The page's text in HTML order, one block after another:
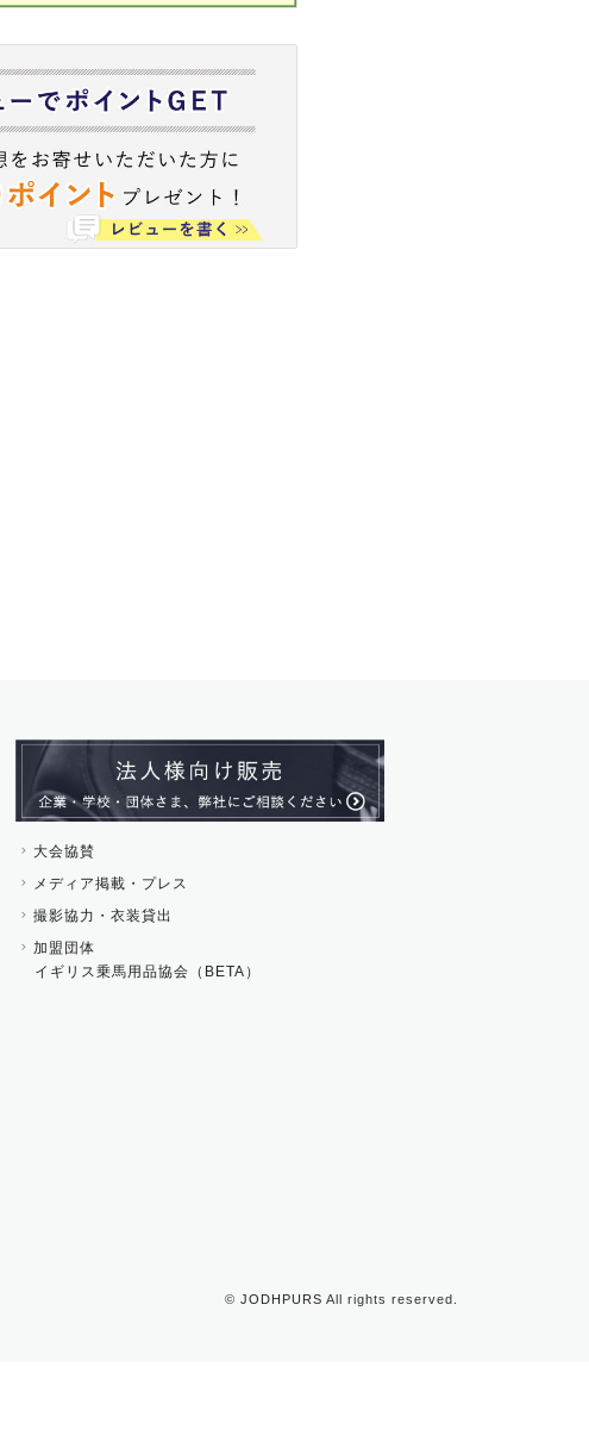
大会協賛
メディア掲載・プレス
撮影協力・衣装貸出
加盟団体
イギリス乗馬用品協会（BETA）
© JODHPURS All rights reserved.